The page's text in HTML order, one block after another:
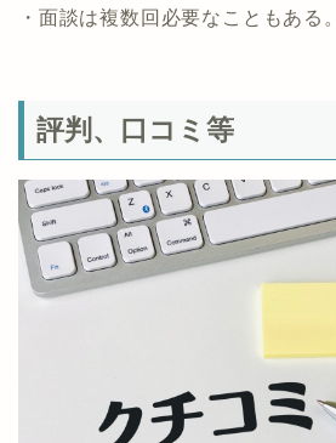
・面談は複数回必要なこともある。
評判、口コミ等